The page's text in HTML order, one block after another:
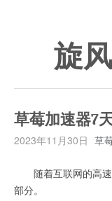
旋
草莓加速器7
2023年11月30日 草
随着互联网的高速
部分。